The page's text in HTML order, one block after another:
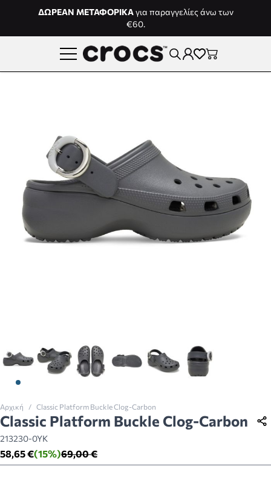
Μετάβαση στο περιεχόμενο
ΔΩΡΕΑΝ ΜΕΤΑΦΟΡΙΚΑγια παραγγελίες άνω των
€60.
View larger image
View larger imageView larger imageView larger image
View larger image
View larger
Αρχική / Classic Platform Buckle Clog-Carbon
Classic Platform Buckle Clog-Carbon
213230-0YK
69,00 €
(15%)
58,65 €